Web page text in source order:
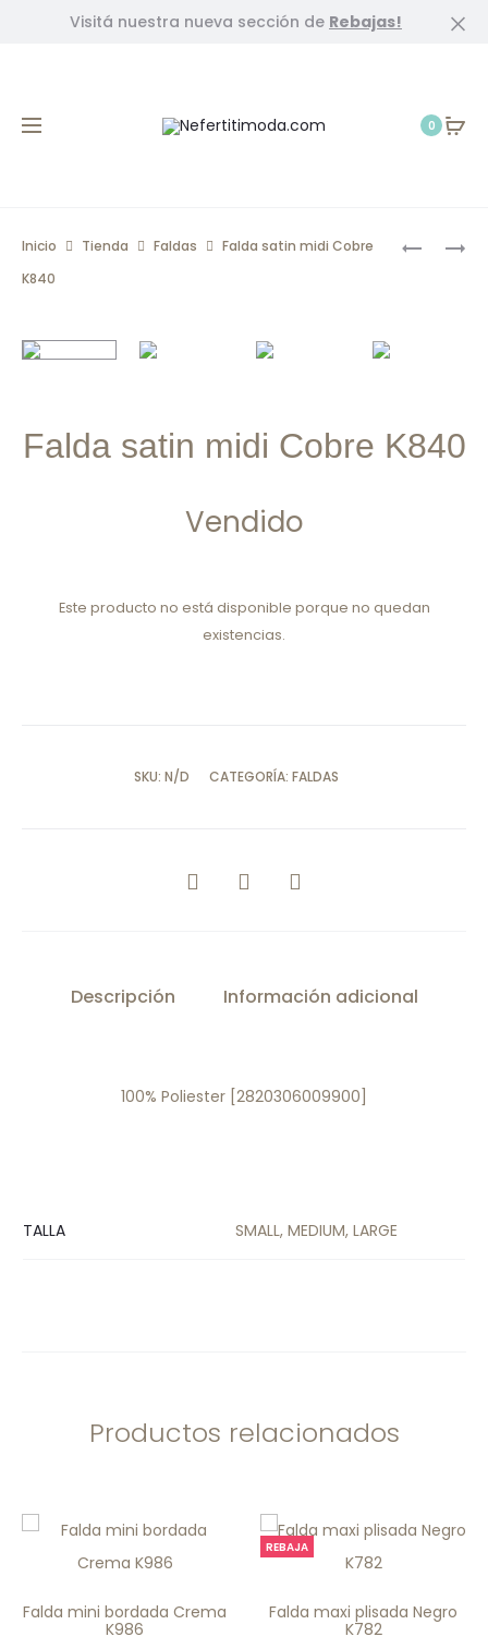
Visitá nuestra nueva sección de Rebajas!
0
FALDA
FALDA
Inicio Tienda Faldas
Falda satin midi Cobre
K840
Falda satin midi Cobre K840
Vendido
Este producto no está disponible porque no quedan
existencias.
SKU: N/D CATEGORÍA: FALDAS
COMPARTIR
Descripción Información adicional
100% Poliester [2820306009900]
TALLA SMALL, MEDIUM, LARGE
Productos relacionados
Falda mini bordada Crema
K986
REBAJA
Falda maxi plisada Negro
K782